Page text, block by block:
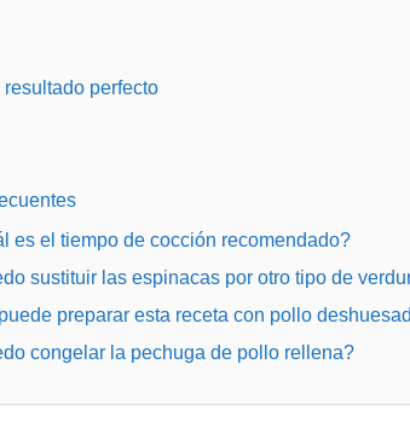
perfecto
es el tiempo de cocción recomendado?
sustituir las espinacas por otro tipo de
preparar esta receta con pollo
congelar la pechuga de pollo rellena?